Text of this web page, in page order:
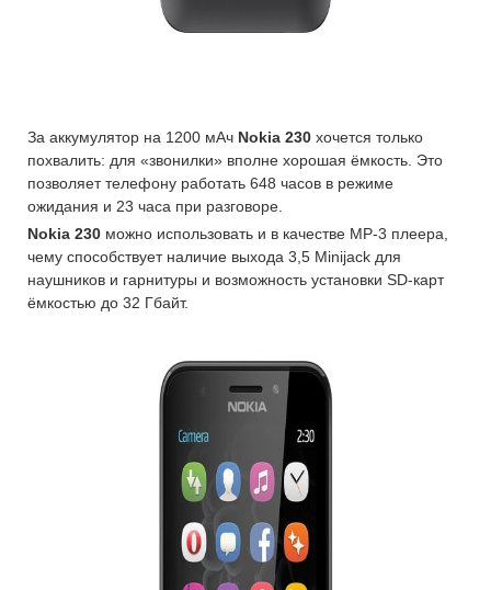
За аккумулятор на 1200 мАч Nokia 230 хочется только
похвалить: для «звонилки» вполне хорошая ёмкость. Это
позволяет телефону работать 648 часов в режиме
ожидания и 23 часа при разговоре.
Nokia 230 можно использовать и в качестве MP-3 плеера,
чему способствует наличие выхода 3,5 Minijack для
наушников и гарнитуры и возможность установки SD-карт
ёмкостью до 32 Гбайт.